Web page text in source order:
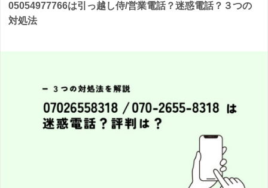
05054977766は引っ越し侍/営業電話？迷惑電話？３つの
対処法